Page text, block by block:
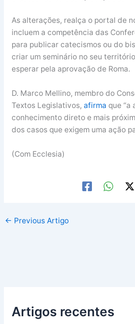
As alterações, realça o portal de
incluem a competência das
para publicar catecismos ou do
criar um seminário no seu
esperar pela aprovação de Roma.
D. Marco Mellino, membro do
Textos Legislativos, afirma que “a
conhecimento direto e mais
dos casos que exigem uma ação
(Com Ecclesia)
← Previous Artigo
Artigos recentes